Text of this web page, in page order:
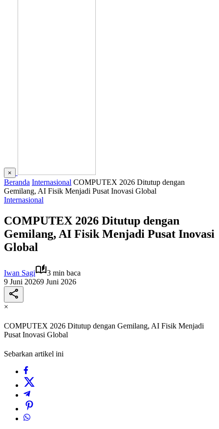
×
Beranda Internasional COMPUTEX 2026 Ditutup dengan
Gemilang, AI Fisik Menjadi Pusat Inovasi Global
Internasional
COMPUTEX 2026 Ditutup dengan
Gemilang, AI Fisik Menjadi Pusat Inovasi
Global
Iwan Sagi
3 min baca
9 Juni 20269 Juni 2026
×
COMPUTEX 2026 Ditutup dengan Gemilang, AI Fisik Menjadi
Pusat Inovasi Global
Sebarkan artikel ini